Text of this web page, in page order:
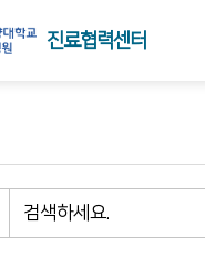
진료협력센터